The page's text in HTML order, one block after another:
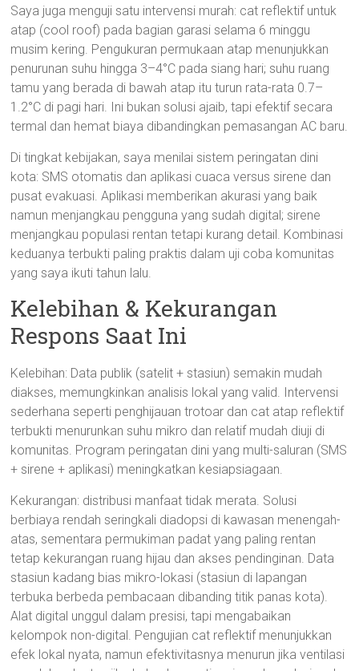
Saya juga menguji satu intervensi murah: cat reflektif untuk
atap (cool roof) pada bagian garasi selama 6 minggu
musim kering. Pengukuran permukaan atap menunjukkan
penurunan suhu hingga 3–4°C pada siang hari; suhu ruang
tamu yang berada di bawah atap itu turun rata-rata 0.7–
1.2°C di pagi hari. Ini bukan solusi ajaib, tapi efektif secara
termal dan hemat biaya dibandingkan pemasangan AC baru.
Di tingkat kebijakan, saya menilai sistem peringatan dini
kota: SMS otomatis dan aplikasi cuaca versus sirene dan
pusat evakuasi. Aplikasi memberikan akurasi yang baik
namun menjangkau pengguna yang sudah digital; sirene
menjangkau populasi rentan tetapi kurang detail. Kombinasi
keduanya terbukti paling praktis dalam uji coba komunitas
yang saya ikuti tahun lalu.
Kelebihan & Kekurangan
Respons Saat Ini
Kelebihan: Data publik (satelit + stasiun) semakin mudah
diakses, memungkinkan analisis lokal yang valid. Intervensi
sederhana seperti penghijauan trotoar dan cat atap reflektif
terbukti menurunkan suhu mikro dan relatif mudah diuji di
komunitas. Program peringatan dini yang multi-saluran (SMS
+ sirene + aplikasi) meningkatkan kesiapsiagaan.
Kekurangan: distribusi manfaat tidak merata. Solusi
berbiaya rendah seringkali diadopsi di kawasan menengah-
atas, sementara permukiman padat yang paling rentan
tetap kekurangan ruang hijau dan akses pendinginan. Data
stasiun kadang bias mikro-lokasi (stasiun di lapangan
terbuka berbeda pembacaan dibanding titik panas kota).
Alat digital unggul dalam presisi, tapi mengabaikan
kelompok non-digital. Pengujian cat reflektif menunjukkan
efek lokal nyata, namun efektivitasnya menurun jika ventilasi